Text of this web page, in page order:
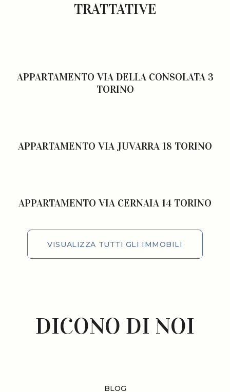
TRATTATIVE
APPARTAMENTO VIA DELLA CONSOLATA 3
TORINO
APPARTAMENTO VIA JUVARRA 18 TORINO
APPARTAMENTO VIA CERNAIA 14 TORINO
VISUALIZZA TUTTI GLI IMMOBILI
VISUALIZZA TUTTI GLI IMMOBILI
DICONO DI NOI
BLOG